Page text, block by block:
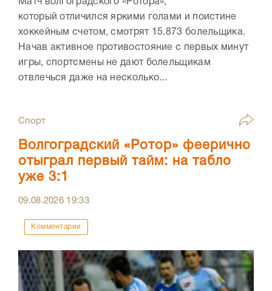
который отличился яркими голами и поистине
хоккейным счетом, смотрят 15.873 болельщика.
Начав активное противостояние с первых минут
игры, спортсмены не дают болельщикам
отвлечься даже на несколько...
Спорт
Волгоградский «Ротор» феерично
отыграл первый тайм: на табло
уже 3:1
09.08.2026 19:33
Комментарии